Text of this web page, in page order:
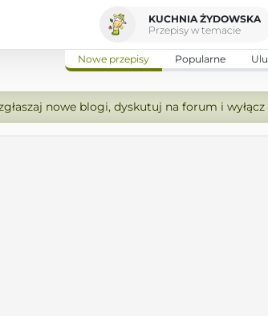
KUCHNIA ŻYDOWSKA
Przepisy w temacie
Nowe przepisy Popularne
nowe blogi, dyskutuj na forum i